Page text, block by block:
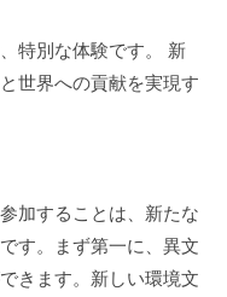
特別な体験です。 新
世界への貢献を実現す
加することは、新たな
す。まず第一に、異文
きます。新しい環境文